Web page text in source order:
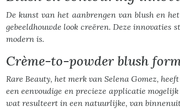
De kunst van het aanbrengen van blush en
gebeeldhouwde look creëren. Deze
modern is.
Crème-to-powder blush
Rare Beauty, het merk van Selena Gomez,
een eenvoudige en precieze applicatie
wat resulteert in een natuurlijke, van